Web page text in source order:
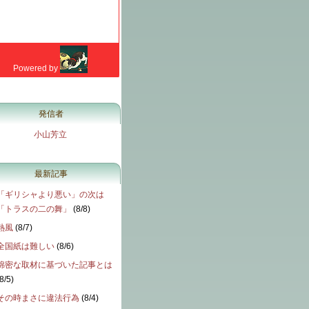
発信者
小山芳立
最新記事
ギリシャより悪い」の次は
トラスの二の舞」
(8/8)
風 (8/7)
国紙は難しい (8/6)
密な取材に基づいた記事とは
8/5)
の時まさに違法行為 (8/4)